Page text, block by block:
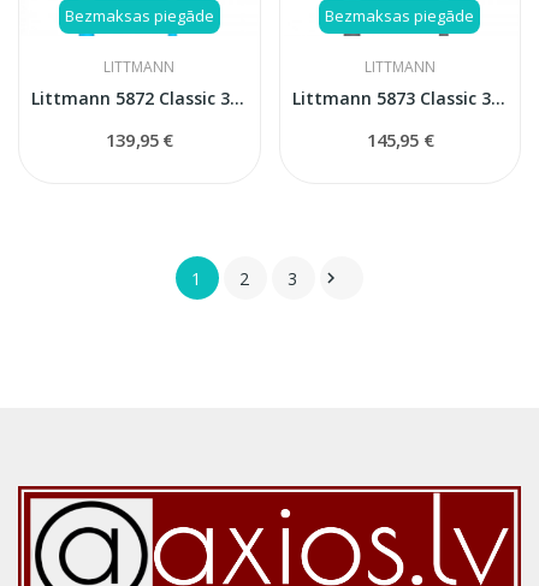
Bezmaksas piegāde
LITTMANN
Littmann 5872 Classic 3 stetoskops
139,95 €
Bezmaksas piegāde
LITTMANN
Littmann 5873 Classic 3 stetoskops
145,95 €
1 2 3 